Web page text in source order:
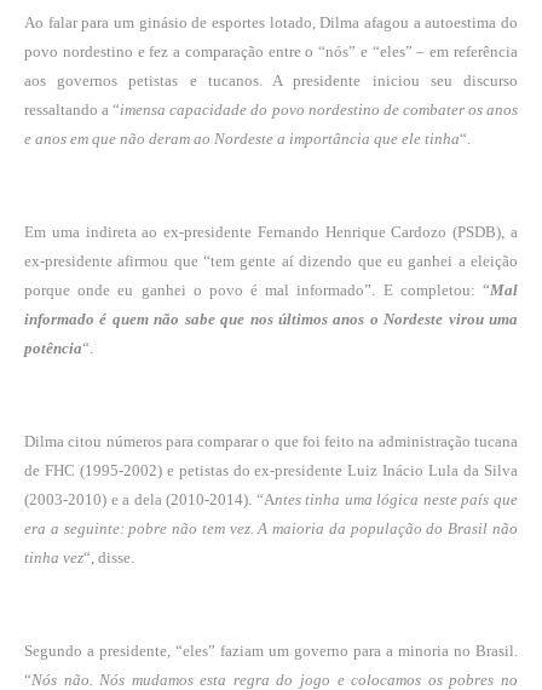
Ao falar para um ginásio de esportes lotado, Dilma afagou a autoestima do
povo nordestino e fez a comparação entre o “nós” e “eles” – em referência
aos governos petistas e tucanos. A presidente iniciou seu discurso
ressaltando a “imensa capacidade do povo nordestino de combater os anos
e anos em que não deram ao Nordeste a importância que ele tinha“.
Em uma indireta ao ex-presidente Fernando Henrique Cardozo (PSDB), a
ex-presidente afirmou que “tem gente aí dizendo que eu ganhei a eleição
porque onde eu ganhei o povo é mal informado”. E completou: “Mal
informado é quem não sabe que nos últimos anos o Nordeste virou uma
potência“.
Dilma citou números para comparar o que foi feito na administração tucana
de FHC (1995-2002) e petistas do ex-presidente Luiz Inácio Lula da Silva
(2003-2010) e a dela (2010-2014). “Antes tinha uma lógica neste país que
era a seguinte: pobre não tem vez. A maioria da população do Brasil não
tinha vez“, disse.
Segundo a presidente, “eles” faziam um governo para a minoria no Brasil.
“Nós não. Nós mudamos esta regra do jogo e colocamos os pobres no